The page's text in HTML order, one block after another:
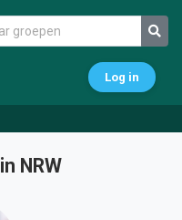
Log in
NRW